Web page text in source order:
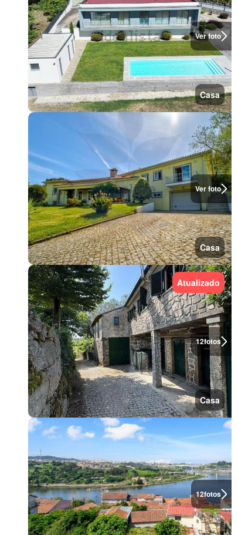
Ver foto
Casa
Ver foto
Casa
12fotos
Atualizado
Casa
12fotos